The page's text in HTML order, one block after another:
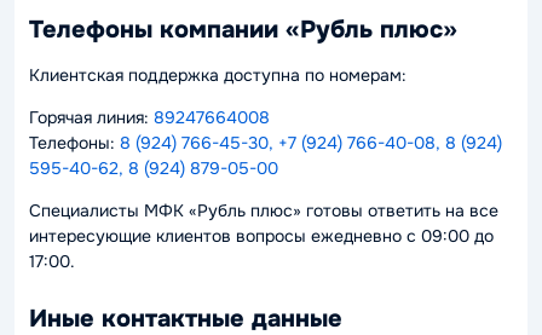
Телефоны компании «Рубль плюс»
Клиентская поддержка доступна по номерам:
Горячая линия: 89247664008
Телефоны: 8 (924) 766-45-30, +7 (924) 766-40-08, 8 (924)
595-40-62, 8 (924) 879-05-00
Специалисты МФК «Рубль плюс» готовы ответить на все
интересующие клиентов вопросы ежедневно с 09:00 до
17:00.
Иные контактные данные